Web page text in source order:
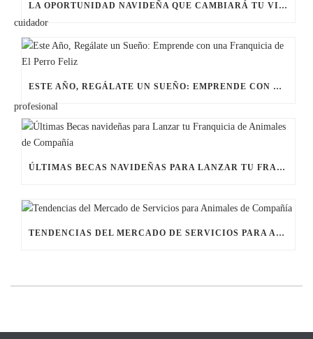
LA OPORTUNIDAD NAVIDEÑA QUE CAMBIARÁ TU VIDA: BECA PARA FRANQUICIAS
ESTE AÑO, REGÁLATE UN SUEÑO: EMPRENDE CON UNA FRANQUICIA DE EL PERRO FELIZ
ÚLTIMAS BECAS NAVIDEÑAS PARA LANZAR TU FRANQUICIA DE ANIMALES DE COMPAÑÍA
TENDENCIAS DEL MERCADO DE SERVICIOS PARA ANIMALES DE COMPAÑÍA